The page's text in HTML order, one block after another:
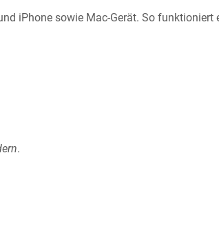
iPhone sowie Mac-Gerät. So funktioniert
.